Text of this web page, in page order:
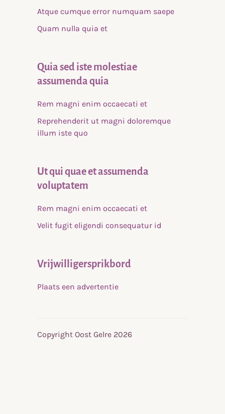
Atque cumque error numquam saepe
Quam nulla quia et
Quia sed iste molestiae
assumenda quia
Rem magni enim occaecati et
Reprehenderit ut magni doloremque
illum iste quo
Ut qui quae et assumenda
voluptatem
Rem magni enim occaecati et
Velit fugit eligendi consequatur id
Vrijwilligersprikbord
Plaats een advertentie
Copyright Oost Gelre 2026